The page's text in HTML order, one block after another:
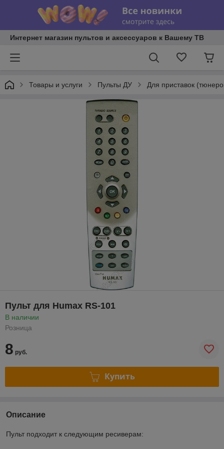
Интернет магазин пультов и аксессуаров к Вашему ТВ
Товары и услуги Пульты ДУ Для приставок
Пульт для Humax RS-101
В наличии
Розница
8 руб.
Купить
Описание
Пульт подходит к следующим ресиверам: